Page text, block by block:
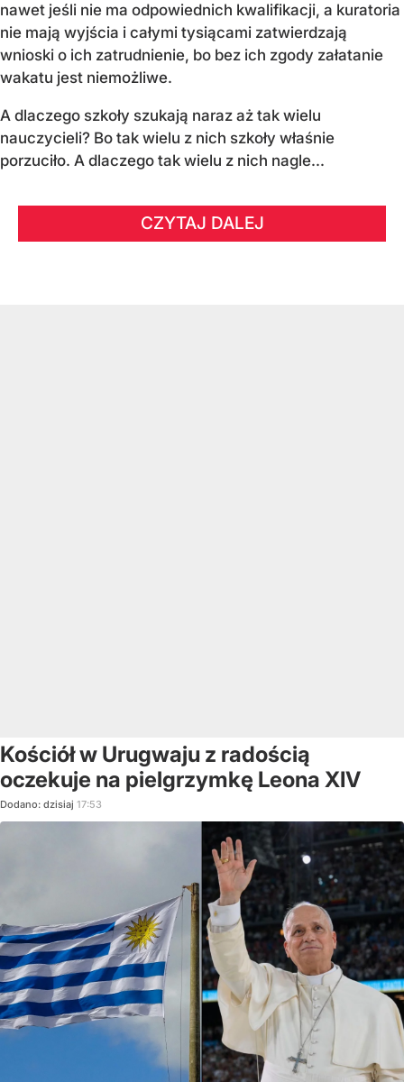
nawet jeśli nie ma odpowiednich kwalifikacji, a kuratoria
nie mają wyjścia i całymi tysiącami zatwierdzają
wnioski o ich zatrudnienie, bo bez ich zgody załatanie
wakatu jest niemożliwe.
A dlaczego szkoły szukają naraz aż tak wielu
nauczycieli? Bo tak wielu z nich szkoły właśnie
porzuciło. A dlaczego tak wielu z nich nagle...
CZYTAJ DALEJ
Kościół w Urugwaju z radością
oczekuje na pielgrzymkę Leona XIV
Dodano: dzisiaj 17:53